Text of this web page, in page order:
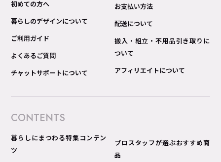
初めての方へ
暮らしのデザインについて
ご利用ガイド
よくあるご質問
チャットサポートについて
お支払い方法
配送について
搬入・組立・不用品引き取りに
ついて
アフィリエイトについて
CONTENTS
暮らしにまつわる特集コンテン
ツ
プロスタッフが選ぶおすすめ商
品